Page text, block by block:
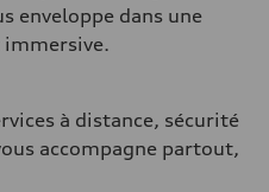
enveloppe dans une
immersive.
à distance, sécurité
accompagne partout,